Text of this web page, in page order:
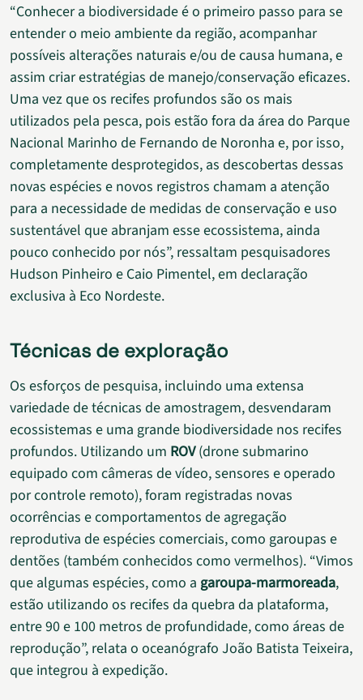
“Conhecer a biodiversidade é o primeiro passo para se
entender o meio ambiente da região, acompanhar
possíveis alterações naturais e/ou de causa humana, e
assim criar estratégias de manejo/conservação eficazes.
Uma vez que os recifes profundos são os mais
utilizados pela pesca, pois estão fora da área do Parque
Nacional Marinho de Fernando de Noronha e, por isso,
completamente desprotegidos, as descobertas dessas
novas espécies e novos registros chamam a atenção
para a necessidade de medidas de conservação e uso
sustentável que abranjam esse ecossistema, ainda
pouco conhecido por nós”, ressaltam pesquisadores
Hudson Pinheiro e Caio Pimentel, em declaração
exclusiva à Eco Nordeste.
Técnicas de exploração
Os esforços de pesquisa, incluindo uma extensa
variedade de técnicas de amostragem, desvendaram
ecossistemas e uma grande biodiversidade nos recifes
profundos. Utilizando um ROV(drone submarino
equipado com câmeras de vídeo, sensores e operado
por controle remoto), foram registradas novas
ocorrências e comportamentos de agregação
reprodutiva de espécies comerciais, como garoupas e
dentões (também conhecidos como vermelhos). “Vimos
que algumas espécies, como a garoupa-marmoreada,
estão utilizando os recifes da quebra da plataforma,
entre 90 e 100 metros de profundidade, como áreas de
reprodução”, relata o oceanógrafo João Batista Teixeira,
que integrou à expedição.